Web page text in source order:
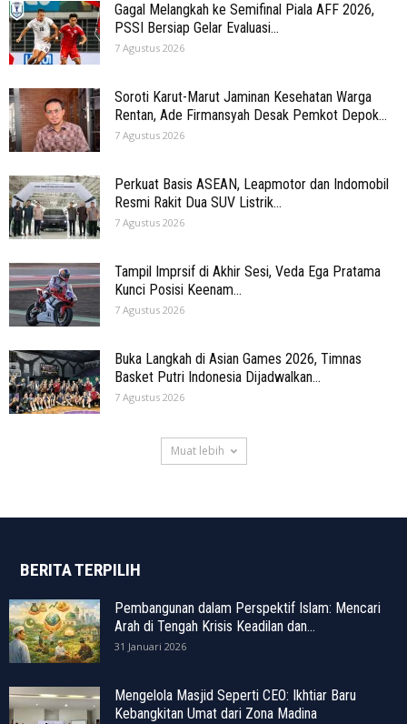
Gagal Melangkah ke Semifinal Piala AFF 2026,
PSSI Bersiap Gelar Evaluasi...
7 Agustus 2026
Soroti Karut-Marut Jaminan Kesehatan Warga
Rentan, Ade Firmansyah Desak Pemkot Depok...
7 Agustus 2026
Perkuat Basis ASEAN, Leapmotor dan Indomobil
Resmi Rakit Dua SUV Listrik...
7 Agustus 2026
Tampil Imprsif di Akhir Sesi, Veda Ega Pratama
Kunci Posisi Keenam...
7 Agustus 2026
Buka Langkah di Asian Games 2026, Timnas
Basket Putri Indonesia Dijadwalkan...
7 Agustus 2026
Muat lebih
BERITA TERPILIH
Pembangunan dalam Perspektif Islam: Mencari
Arah di Tengah Krisis Keadilan dan...
31 Januari 2026
Mengelola Masjid Seperti CEO: Ikhtiar Baru
Kebangkitan Umat dari Zona Madina